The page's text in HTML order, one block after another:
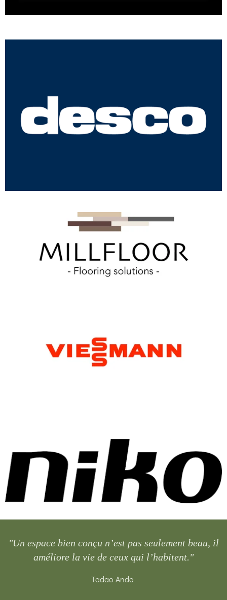
"Un espace bien conçu n’est pas seulement beau, il
améliore la vie de ceux qui l’habitent."
Tadao Ando